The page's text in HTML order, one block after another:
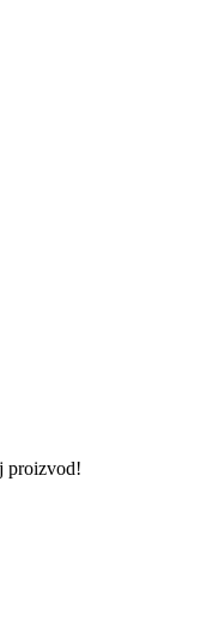
proizvod!